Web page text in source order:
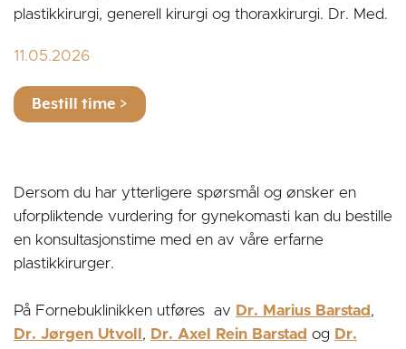
plastikkirurgi, generell kirurgi og thoraxkirurgi. Dr. Med.
11.05.2026
Dersom du har ytterligere spørsmål og ønsker en
uforpliktende vurdering for gynekomasti kan du bestille
en konsultasjonstime med en av våre erfarne
plastikkirurger.
På Fornebuklinikken utføres av Dr. Marius Barstad ,
Dr. Jørgen Utvoll , Dr. Axel Rein Barstad og Dr.